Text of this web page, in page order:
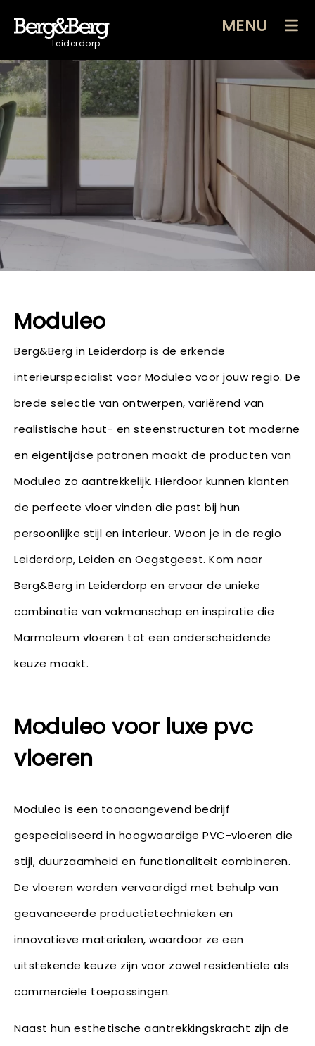
Leiderdorp
MENU
Moduleo
Berg&Berg in Leiderdorp is de erkende
interieurspecialist voor Moduleo voor jouw regio. De
brede selectie van ontwerpen, variërend van
realistische hout- en steenstructuren tot moderne
en eigentijdse patronen maakt de producten van
Moduleo zo aantrekkelijk. Hierdoor kunnen klanten
de perfecte vloer vinden die past bij hun
persoonlijke stijl en interieur. Woon je in de regio
Leiderdorp, Leiden en Oegstgeest. Kom naar
Berg&Berg in Leiderdorp en ervaar de unieke
combinatie van vakmanschap en inspiratie die
Marmoleum vloeren tot een onderscheidende
keuze maakt.
Moduleo voor luxe pvc
vloeren
Moduleo is een toonaangevend bedrijf
gespecialiseerd in hoogwaardige PVC-vloeren die
stijl, duurzaamheid en functionaliteit combineren.
De vloeren worden vervaardigd met behulp van
geavanceerde productietechnieken en
innovatieve materialen, waardoor ze een
uitstekende keuze zijn voor zowel residentiële als
commerciële toepassingen.
Naast hun esthetische aantrekkingskracht zijn de